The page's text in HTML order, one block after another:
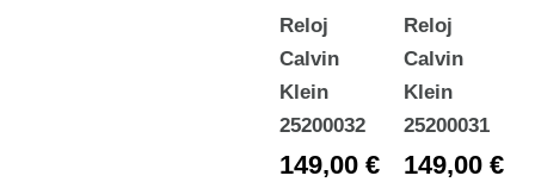
Reloj
Calvin
Klein
25200032
149,00 €
Reloj
Calvin
Klein
25200031
149,00 €